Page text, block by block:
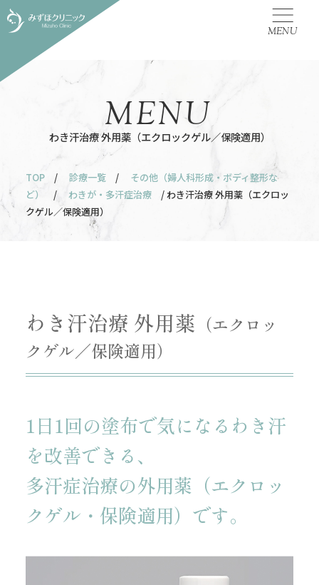
MENU
わき汗治療 外用薬（エクロックゲル／保険適用）
MENU
TOP / 診療一覧 /
その他（婦人科形成・ボディ整形な
ど）
/ わきが・多汗症治療
/ わき汗治療 外用薬（エクロッ
クゲル／保険適用）
わき汗治療 外用薬 （エクロッ
クゲル／保険適用）
1日1回の塗布で気になるわき汗
を改善できる、
多汗症治療の外用薬（エクロッ
クゲル・保険適用）です。